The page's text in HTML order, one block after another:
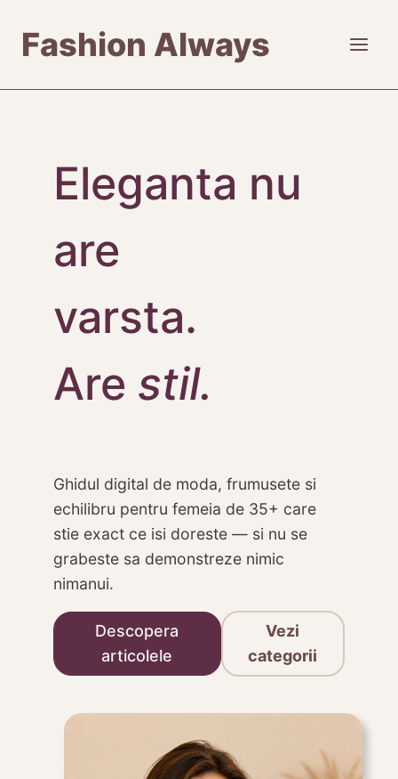
content
Fashion Always
Eleganta nu
are
varsta.
Are stil.
Ghidul digital de moda, frumusete si
echilibru pentru femeia de 35+ care
stie exact ce isi doreste — si nu se
grabeste sa demonstreze nimic
nimanui.
Descopera
articolele
Vezi
categorii